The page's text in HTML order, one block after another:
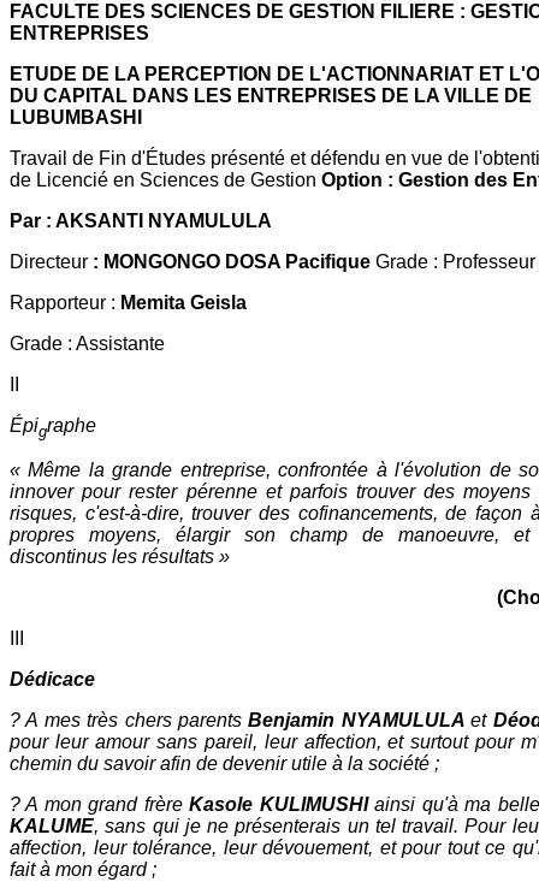
FACULTE DES SCIENCES DE GESTION FILIERE :
ENTREPRISES
ETUDE DE LA PERCEPTION DE L'ACTIONNARIAT ET
DU CAPITAL DANS LES ENTREPRISES DE LA VILLE DE
LUBUMBASHI
Travail de Fin d'Études présenté et défendu en vue de
de Licencié en Sciences de Gestion Option : Gestion des
Par : AKSANTI NYAMULULA
Directeur : MONGONGO DOSA Pacifique Grade :
Rapporteur : Memita Geisla
Grade : Assistante
Épigraphe
« Même la grande entreprise, confrontée à l'évolution de
innover pour rester pérenne et parfois trouver des
risques, c'est-à-dire, trouver des cofinancements, de façon
propres moyens, élargir son champ de manoeuvre, et
discontinus les résultats »
Dédicace
? A mes très chers parentsBenjamin NYAMULULAet
pour leur amour sans pareil, leur affection, et surtout pour
chemin du savoir afin de devenir utile à la société ;
? A mon grand frèreKasole KULIMUSHIainsi qu'à ma
KALUME, sans qui je ne présenterais un tel travail. Pour
affection, leur tolérance, leur dévouement, et pour tout ce
fait à mon égard ;